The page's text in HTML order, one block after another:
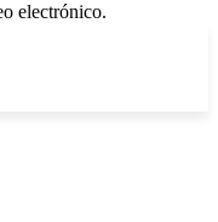
electrónico.